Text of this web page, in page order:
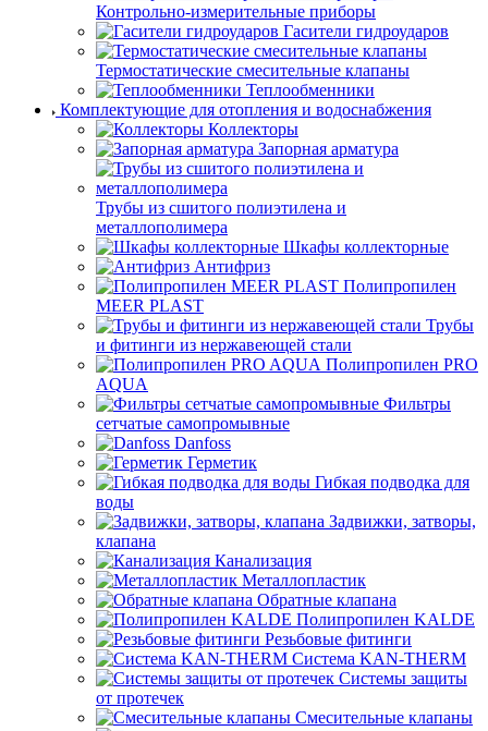
Контрольно-измерительные приборы
Гасители гидроударов
Термостатические смесительные клапаны
Теплообменники
Комплектующие для отопления и водоснабжения
Коллекторы
Запорная арматура
Трубы из сшитого полиэтилена и
металлополимера
Шкафы коллекторные
Антифриз
Полипропилен
MEER PLAST
Трубы
и фитинги из нержавеющей стали
Полипропилен PRO
AQUA
Фильтры
сетчатые самопромывные
Danfoss
Герметик
Гибкая подводка для
воды
Задвижки, затворы,
клапана
Канализация
Металлопластик
Обратные клапана
Полипропилен KALDE
Резьбовые фитинги
Система KAN-THERM
Системы защиты
от протечек
Смесительные клапаны